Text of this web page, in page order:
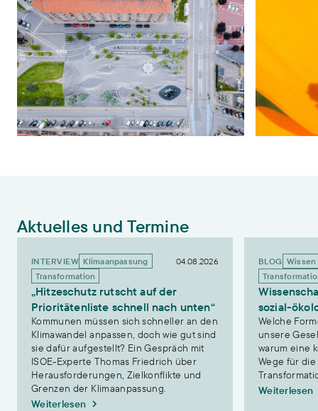
Aktuelles und Termine
INTERVIEW Klimaanpassung
Transformation
04.08.2026
„Hitzeschutz rutscht auf der
Prioritätenliste schnell nach unten“
Kommunen müssen sich schneller an den
Klimawandel anpassen, doch wie gut sind
sie dafür aufgestellt? Ein Gespräch mit
ISOE-Experte Thomas Friedrich über
Herausforderungen, Zielkonflikte und
Grenzen der Klimaanpassung.
Weiterlesen
BLOG
sozial-
Welche
unsere
warum eine
Wege für
Weiterlesen